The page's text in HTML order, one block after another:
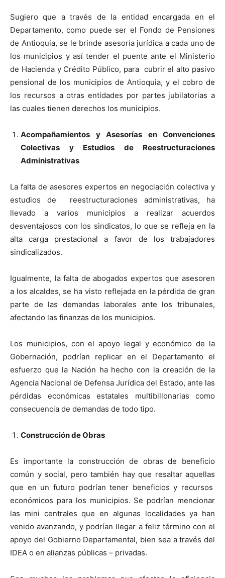
Sugiero que a través de la entidad encargada en el
Departamento, como puede ser el Fondo de Pensiones
de Antioquia, se le brinde asesoría jurídica a cada uno de
los municipios y así tender el puente ante el Ministerio
de Hacienda y Crédito Público, para cubrir el alto pasivo
pensional de los municipios de Antioquia, y el cobro de
los recursos a otras entidades por partes jubilatorias a
las cuales tienen derechos los municipios.
Acompañamientos y Asesorías en Convenciones
Colectivas y Estudios de Reestructuraciones
Administrativas
La falta de asesores expertos en negociación colectiva y
estudios de reestructuraciones administrativas, ha
llevado a varios municipios a realizar acuerdos
desventajosos con los sindicatos, lo que se refleja en la
alta carga prestacional a favor de los trabajadores
sindicalizados.
Igualmente, la falta de abogados expertos que asesoren
a los alcaldes, se ha visto reflejada en la pérdida de gran
parte de las demandas laborales ante los tribunales,
afectando las finanzas de los municipios.
Los municipios, con el apoyo legal y económico de la
Gobernación, podrían replicar en el Departamento el
esfuerzo que la Nación ha hecho con la creación de la
Agencia Nacional de Defensa Jurídica del Estado, ante las
pérdidas económicas estatales multibillonarias como
consecuencia de demandas de todo tipo.
Construcción de Obras
Es importante la construcción de obras de beneficio
común y social, pero también hay que resaltar aquellas
que en un futuro podrían tener beneficios y recursos
económicos para los municipios. Se podrían mencionar
las mini centrales que en algunas localidades ya han
venido avanzando, y podrían llegar a feliz término con el
apoyo del Gobierno Departamental, bien sea a través del
IDEA o en alianzas públicas – privadas.